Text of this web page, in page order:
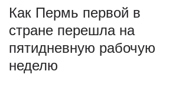
Как Пермь первой в
стране перешла на
пятидневную рабочую
неделю